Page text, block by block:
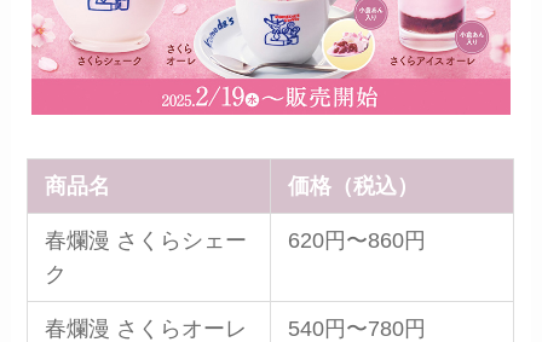
商品名 価格（税込）
春爛漫 さくらシェー
ク
620円〜860円
春爛漫 さくらオーレ 540円〜780円